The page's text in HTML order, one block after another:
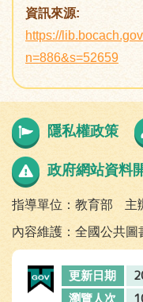
資訊來源:
https://
n=886&s=52659
隱私權政策
政府網站資料
指導單位：教育部
主
內容維護：全國公共圖
更新日期
瀏覽人次